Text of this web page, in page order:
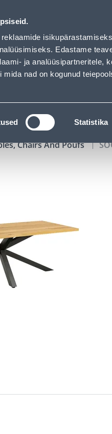
Edastame
ja analüüsipartneritele,
mida nad on kogunud
Statistika
has loaded
Services Job offers
CATALOGS TOOL
Chairs And Poufs